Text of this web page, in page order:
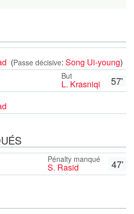
(Passe décisive: Song Ui-young)
57'
But
L. Krasniqi
47'
Pénalty manqué
S. Rasid